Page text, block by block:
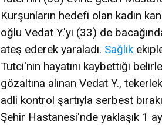
Kurşunların hedefi olan kadın
oğlu Vedat Y.'yi (33) de
ateş ederek yaraladı. Sağlık
Tutci'nin hayatını kaybettiği
gözaltına alınan Vedat Y.,
adli kontrol şartıyla serbest
Şehir Hastanesi'nde yaklaşık 1